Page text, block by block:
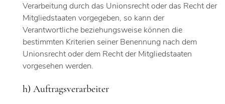
Verarbeitung durch das Unionsrecht oder das Recht der
Mitgliedstaaten vorgegeben, so kann der
Verantwortliche beziehungsweise können die
bestimmten Kriterien seiner Benennung nach dem
Unionsrecht oder dem Recht der Mitgliedstaaten
vorgesehen werden.
h) Auftragsverarbeiter